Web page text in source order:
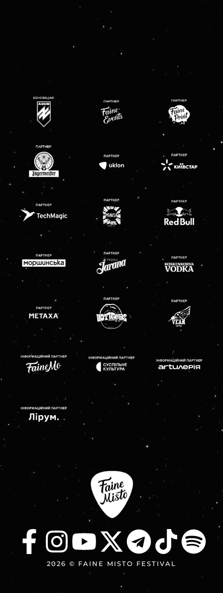
2026 © FAINE MISTO FESTIVAL